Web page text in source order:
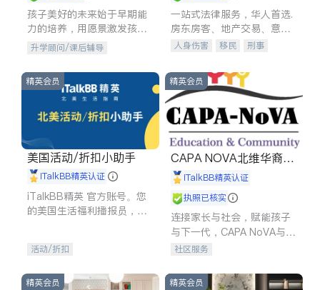
孩子美好的未来始于早期能
力的培养，用愿景激发孩子
的学习潜力和动力。理念：
拥有成长型心态是成功的基
石。
升学顾问/课后辅导
一站式法律服务，华人首选.
房东房客、地产交易、意外
伤害、车祸重伤、商业诉
建筑合同、刑事案件全包办
人身伤害 移民
刑事
信托/遗嘱
商业
索赔
律师-其它 保释
精英会员
美国活动/折扣小助手
iTalkBB精英认证
iTalkBB精英 官方账号。您
的美国生活福利播报员，精
专属福利。
活动/折扣
精英会员
CAPA NOVA北维华裔家
长会iTalkBB精英认证
执照已核实
连接家长与社会，赋能孩子
与下一代，CAPA NoVA与您
携手建设包容、公平、充满
社区服务
精英会员 精英会员